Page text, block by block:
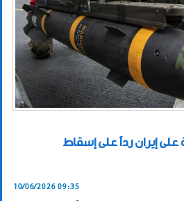
على إيران رداً على إسقاط
10/06/2026 09:35